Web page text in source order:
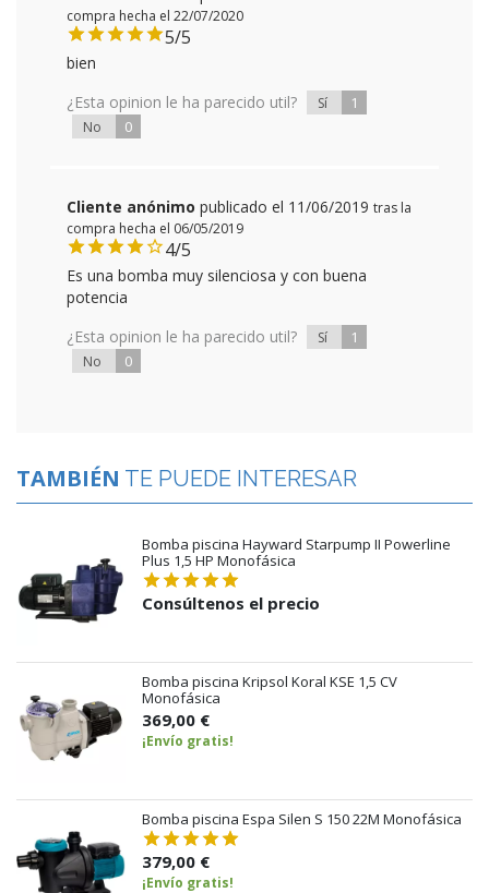
compra hecha el 22/07/2020
5/5
bien
¿Esta opinion le ha parecido util?
Sí 1
No 0
Cliente anónimopublicado el 11/06/2019 tras la
compra hecha el 06/05/2019
4/5
Es una bomba muy silenciosa y con buena
potencia
¿Esta opinion le ha parecido util?
Sí 1
No 0
TAMBIÉN TE PUEDE INTERESAR
Bomba piscina Hayward Starpump II Powerline
Plus 1,5 HP Monofásica
Consúltenos el precio
Bomba piscina Kripsol Koral KSE 1,5 CV
Monofásica
369,00 €
¡Envío gratis!
Bomba piscina Espa Silen S 150 22M Monofásica
379,00 €
¡Envío gratis!